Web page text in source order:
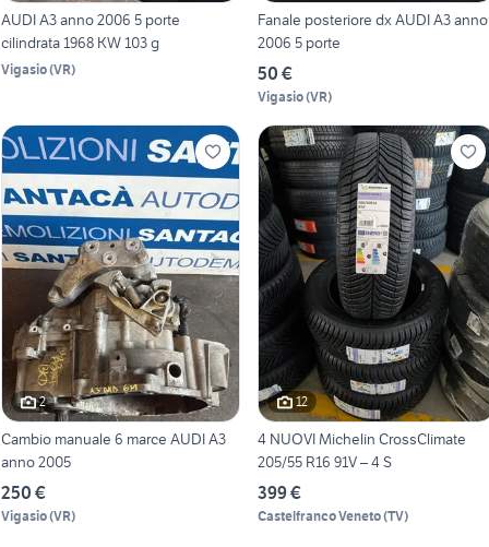
AUDI A3 anno 2006 5 porte
cilindrata 1968 KW 103 g
Vigasio(VR)
Fanale posteriore dx AUDI A3 anno
2006 5 porte
50 €
Vigasio(VR)
2
Cambio manuale 6 marce AUDI A3
anno 2005
250 €
Vigasio(VR)
12
4 NUOVI Michelin CrossClimate
205/55 R16 91V – 4 S
399 €
Castelfranco Veneto(TV)